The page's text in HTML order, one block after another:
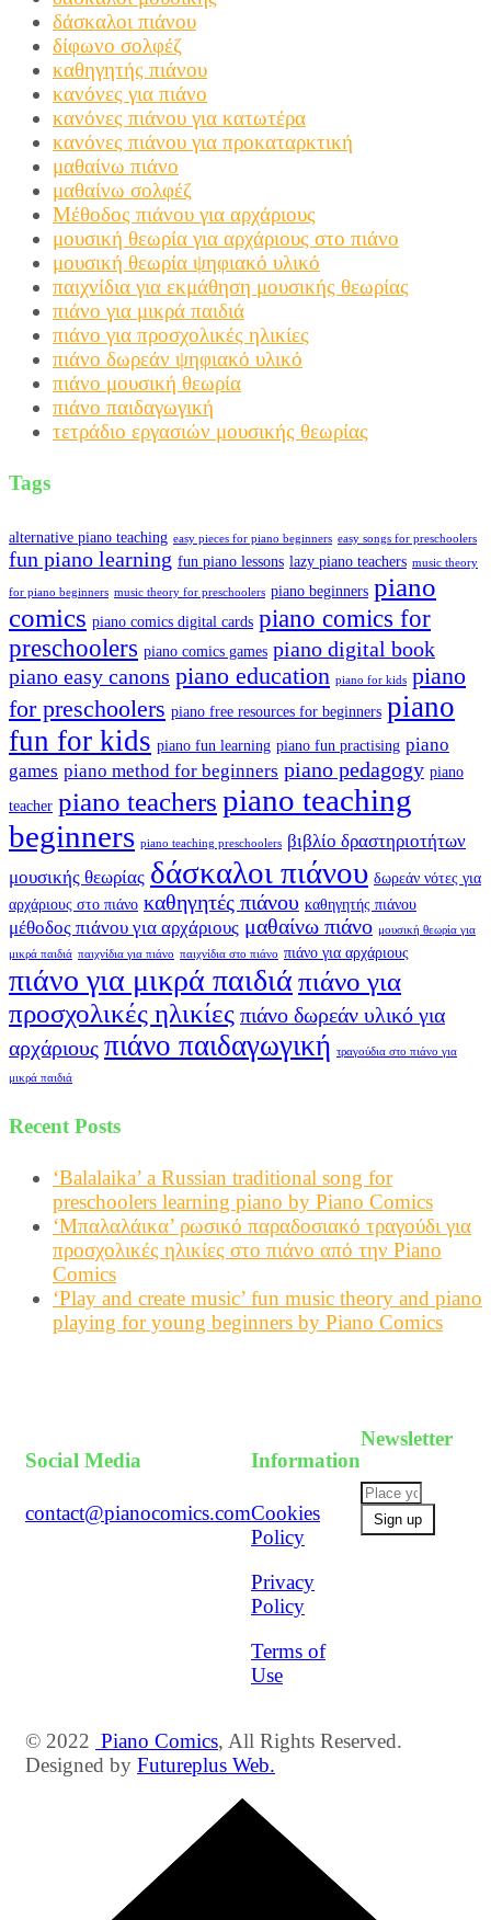
δάσκαλοι πιάνου
δίφωνο σολφέζ
καθηγητής πιάνου
κανόνες για πιάνο
κανόνες πιάνου για κατωτέρα
κανόνες πιάνου για προκαταρκτική
μαθαίνω πιάνο
μαθαίνω σολφέζ
Μέθοδος πιάνου για αρχάριους
μουσική θεωρία για αρχάριους στο πιάνο
μουσική θεωρία ψηφιακό υλικό
παιχνίδια για εκμάθηση μουσικής θεωρίας
πιάνο για μικρά παιδιά
πιάνο για προσχολικές ηλικίες
πιάνο δωρεάν ψηφιακό υλικό
πιάνο μουσική θεωρία
πιάνο παιδαγωγική
τετράδιο εργασιών μουσικής θεωρίας
Tags
alternative piano teaching easy pieces for piano beginners easy songs for preschoolers
fun piano learning fun piano lessons lazy piano teachers music theory
for piano beginners music theory for preschoolers piano beginners piano
comics piano comics digital cards piano comics for
preschoolers piano comics games piano digital book
piano easy canons piano education piano for kids piano
for preschoolers piano free resources for beginners piano
fun for kids piano fun learning piano fun practising piano
games piano method for beginners piano pedagogy piano
teacher piano teachers piano teaching
beginners piano teaching preschoolers βιβλίο δραστηριοτήτων
μουσικής θεωρίας δάσκαλοι πιάνου δωρεάν νότες για
αρχάριους στο πιάνο καθηγητές πιάνου καθηγητής πιάνου
μέθοδος πιάνου για αρχάριους μαθαίνω πιάνο μουσική θεωρία για
μικρά παιδιά παιχνίδια για πιάνο παιχνίδια στο πιάνο πιάνο για αρχάριους
πιάνο για μικρά παιδιά πιάνο για
προσχολικές ηλικίες πιάνο δωρεάν υλικό για
αρχάριους πιάνο παιδαγωγική τραγούδια στο πιάνο για
μικρά παιδιά
Recent Posts
‘Balalaika’ a Russian traditional song for
preschoolers learning piano by Piano Comics
‘Μπαλαλάικα’ ρωσικό παραδοσιακό τραγούδι για
προσχολικές ηλικίες στο πιάνο από την Piano
Comics
‘Play and create music’ fun music theory and piano
playing for young beginners by Piano Comics
Social Media
contact@pianocomics.com
Information
Cookies
Policy
Privacy
Policy
Terms of
Use
Newsletter
© 2022 Piano Comics, All Rights Reserved.
Designed by Futureplus Web.